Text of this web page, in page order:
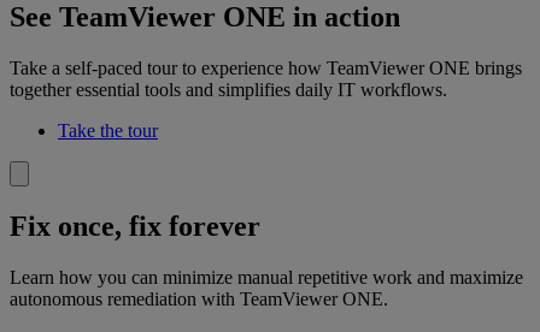
See TeamViewer ONE in action
Take a self-paced tour to experience how TeamViewer ONE brings
together essential tools and simplifies daily IT workflows.
Take the tour
Fix once, fix forever
Learn how you can minimize manual repetitive work and maximize
autonomous remediation with TeamViewer ONE.